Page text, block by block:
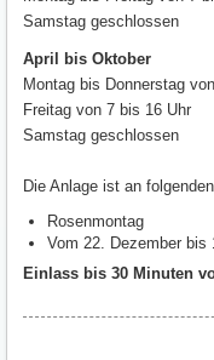
Samstag geschlossen
April bis Oktober
Montag bis Donnerstag
Freitag von 7 bis 16 Uhr
Samstag geschlossen
Die Anlage ist an
Rosenmontag
Vom 22. Dezember bis
Einlass bis 30 Minuten